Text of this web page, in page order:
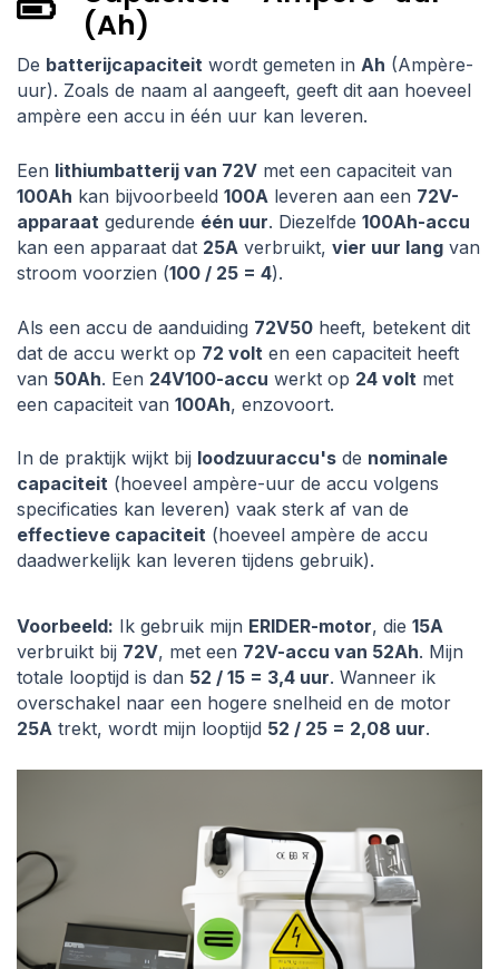
(Ah)
De batterijcapaciteit wordt gemeten in Ah (Ampère-
uur). Zoals de naam al aangeeft, geeft dit aan hoeveel
ampère een accu in één uur kan leveren.
Een lithiumbatterij van 72V met een capaciteit van
100Ah kan bijvoorbeeld 100A leveren aan een 72V-
apparaat gedurende één uur. Diezelfde 100Ah-accu
kan een apparaat dat 25A verbruikt, vier uur lang van
stroom voorzien (100 / 25 = 4).
Als een accu de aanduiding 72V50 heeft, betekent dit
dat de accu werkt op 72 volt en een capaciteit heeft
van 50Ah. Een 24V100-accu werkt op 24 volt met
een capaciteit van 100Ah, enzovoort.
In de praktijk wijkt bij loodzuuraccu's de nominale
capaciteit (hoeveel ampère-uur de accu volgens
specificaties kan leveren) vaak sterk af van de
effectieve capaciteit (hoeveel ampère de accu
daadwerkelijk kan leveren tijdens gebruik).
Voorbeeld: Ik gebruik mijn ERIDER-motor, die 15A
verbruikt bij 72V, met een 72V-accu van 52Ah. Mijn
totale looptijd is dan 52 / 15 = 3,4 uur. Wanneer ik
overschakel naar een hogere snelheid en de motor
25A trekt, wordt mijn looptijd 52 / 25 = 2,08 uur.